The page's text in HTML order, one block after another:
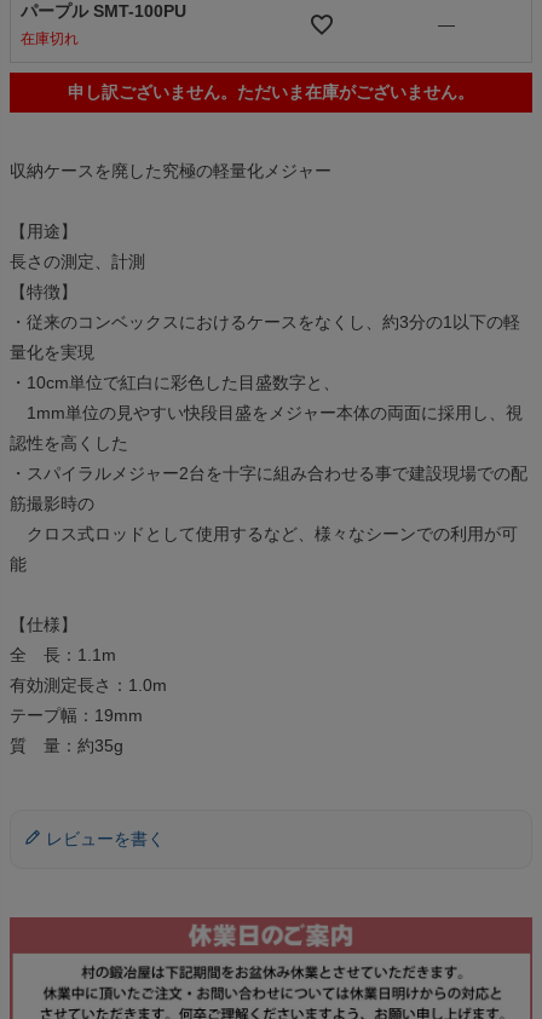
パープル SMT-100PU
在庫切れ
—
申し訳ございません。ただいま在庫がございません。
収納ケースを廃した究極の軽量化メジャー
【用途】
長さの測定、計測
【特徴】
・従来のコンベックスにおけるケースをなくし、約3分の1以下の軽
量化を実現
・10cm単位で紅白に彩色した目盛数字と、
1mm単位の見やすい快段目盛をメジャー本体の両面に採用し、視
認性を高くした
・スパイラルメジャー2台を十字に組み合わせる事で建設現場での配
筋撮影時の
クロス式ロッドとして使用するなど、様々なシーンでの利用が可
能
【仕様】
全 長：1.1m
有効測定長さ：1.0m
テープ幅：19mm
質 量：約35g
レビューを書く